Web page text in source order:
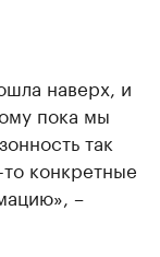
наверх, и
пока мы
так
конкретные
–